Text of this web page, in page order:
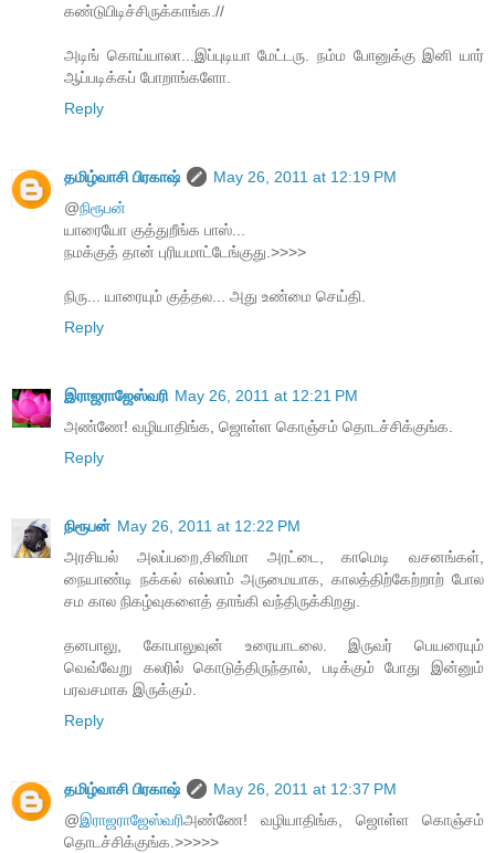
கண்டுபிடிச்சிருக்காங்க.//
அடிங் கொய்யாலா...இப்புடியா மேட்டரு. நம்ம போனுக்கு இனி யார்
ஆப்படிக்கப் போறாங்களோ.
Reply
தமிழ்வாசி பிரகாஷ்
May 26, 2011 at 12:19 PM
@நிரூபன்
யாரையோ குத்துறீங்க பாஸ்...
நமக்குத் தான் புரியமாட்டேங்குது.>>>>
நிரு... யாரையும் குத்தல... அது உண்மை செய்தி.
Reply
இராஜராஜேஸ்வரி May 26, 2011 at 12:21 PM
அண்ணே! வழியாதிங்க, ஜொள்ள கொஞ்சம் தொடச்சிக்குங்க.
Reply
நிரூபன் May 26, 2011 at 12:22 PM
அரசியல் அலப்பறை,சினிமா அரட்டை, காமெடி வசனங்கள்,
நையாண்டி நக்கல் எல்லாம் அருமையாக, காலத்திற்கேற்றாற் போல
சம கால நிகழ்வுகளைத் தாங்கி வந்திருக்கிறது.
தனபாலு, கோபாலுவுன் உரையாடலை. இருவர் பெயரையும்
வெவ்வேறு கலரில் கொடுத்திருந்தால், படிக்கும் போது இன்னும்
பரவசமாக இருக்கும்.
Reply
தமிழ்வாசி பிரகாஷ்
May 26, 2011 at 12:37 PM
@இராஜராஜேஸ்வரிஅண்ணே! வழியாதிங்க, ஜொள்ள கொஞ்சம்
தொடச்சிக்குங்க.>>>>>